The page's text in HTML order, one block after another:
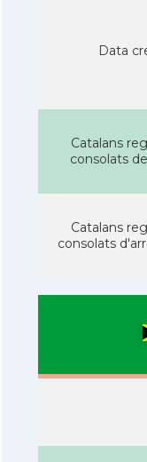
Data
Catalans
consolats
Catalans
consolats